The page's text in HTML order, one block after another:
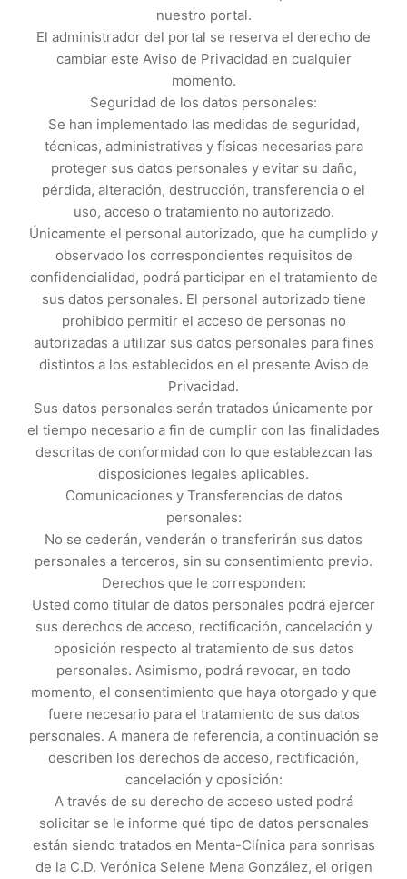
nuestro portal.
El administrador del portal se reserva el derecho de
cambiar este Aviso de Privacidad en cualquier
momento.
Seguridad de los datos personales:
Se han implementado las medidas de seguridad,
técnicas, administrativas y físicas necesarias para
proteger sus datos personales y evitar su daño,
pérdida, alteración, destrucción, transferencia o el
uso, acceso o tratamiento no autorizado.
Únicamente el personal autorizado, que ha cumplido y
observado los correspondientes requisitos de
confidencialidad, podrá participar en el tratamiento de
sus datos personales. El personal autorizado tiene
prohibido permitir el acceso de personas no
autorizadas a utilizar sus datos personales para fines
distintos a los establecidos en el presente Aviso de
Privacidad.
Sus datos personales serán tratados únicamente por
el tiempo necesario a fin de cumplir con las finalidades
descritas de conformidad con lo que establezcan las
disposiciones legales aplicables.
Comunicaciones y Transferencias de datos
personales:
No se cederán, venderán o transferirán sus datos
personales a terceros, sin su consentimiento previo.
Derechos que le corresponden:
Usted como titular de datos personales podrá ejercer
sus derechos de acceso, rectificación, cancelación y
oposición respecto al tratamiento de sus datos
personales. Asimismo, podrá revocar, en todo
momento, el consentimiento que haya otorgado y que
fuere necesario para el tratamiento de sus datos
personales. A manera de referencia, a continuación se
describen los derechos de acceso, rectificación,
cancelación y oposición:
A través de su derecho de acceso usted podrá
solicitar se le informe qué tipo de datos personales
están siendo tratados en Menta-Clínica para sonrisas
de la C.D. Verónica Selene Mena González, el origen